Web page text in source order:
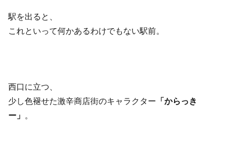
駅を出ると、
これといって何かあるわけでもない駅前。
西口に立つ、
少し色褪せた激辛商店街のキャラクター 「からっき
ー」 。